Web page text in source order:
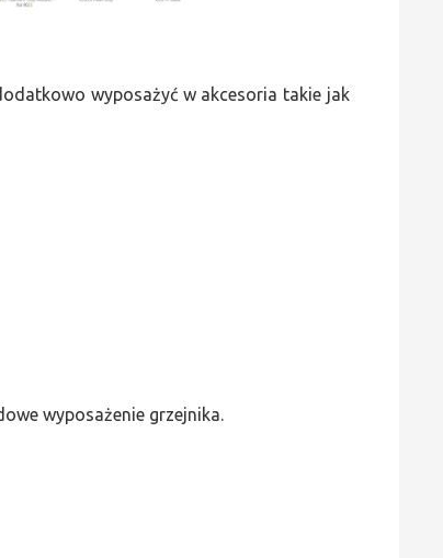
wyposażyć w akcesoria takie jak
wyposażenie grzejnika.